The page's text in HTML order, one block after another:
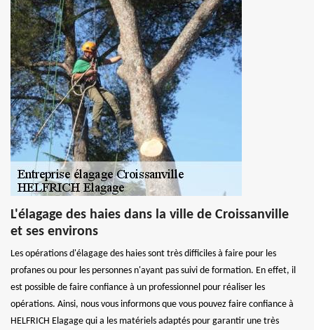
L'élagage des haies dans la ville de Croissanville
et ses environs
Les opérations d'élagage des haies sont très difficiles à faire pour les
profanes ou pour les personnes n'ayant pas suivi de formation. En effet, il
est possible de faire confiance à un professionnel pour réaliser les
opérations. Ainsi, nous vous informons que vous pouvez faire confiance à
HELFRICH Elagage qui a les matériels adaptés pour garantir une très